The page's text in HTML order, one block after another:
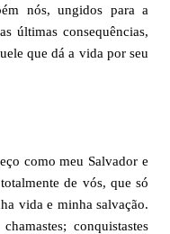
nós, ungidos para a
últimas consequências,
que dá a vida por seu
como meu Salvador e
de vós, que só
vida e minha salvação.
conquistastes